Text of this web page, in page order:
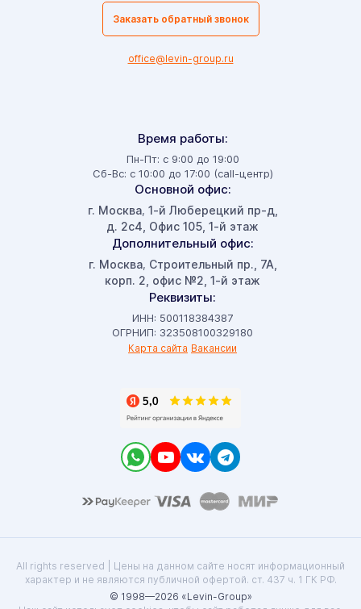
Время работы:
Пн-Пт: с 9:00 до 19:00
Сб-Вс: с 10:00 до 17:00 (call-центр)
Основной офис:
г. Москва, 1-й Люберецкий пр-д,
д. 2с4, Офис 105, 1-й этаж
Дополнительный офис:
г. Москва, Строительный пр., 7А,
корп. 2, офис №2, 1-й этаж
Реквизиты:
ИНН: 500118384387
ОГРНИП: 323508100329180
Карта сайта Вакансии
Заказать обратный звонок
office@levin-group.ru
All rights reserved | Цены на данном сайте носят информационный
характер и не являются публичной офертой. ст. 437 ч. 1 ГК РФ.
© 1998—2026 «Levin-Group»